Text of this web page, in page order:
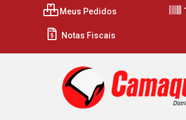
Meus Pedidos
Notas Fiscais